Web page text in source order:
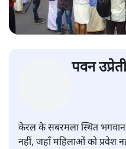
पवन उप्रेती
केरल के सबरमला स्थित
नहीं, जहाँ महिलाओं को प्रवेश